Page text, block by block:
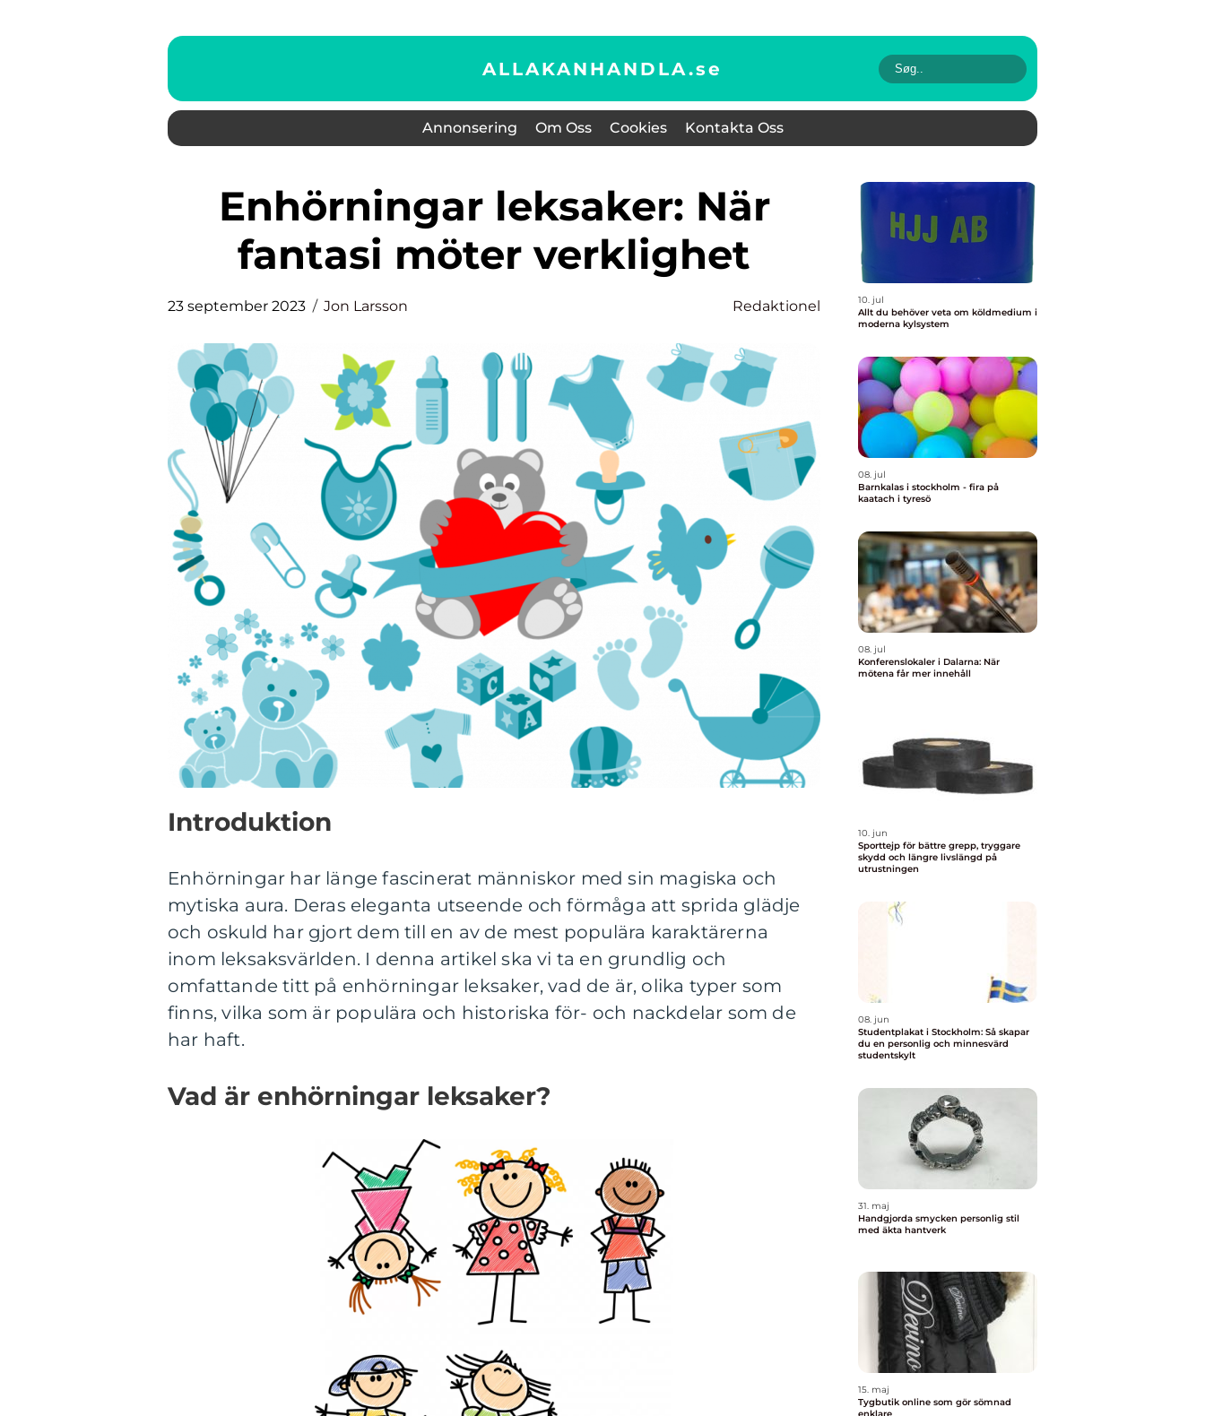
ALLAKANHANDLA.se
Annonsering Om Oss Cookies Kontakta Oss
Enhörningar leksaker: När
fantasi möter verklighet
23 september 2023 Jon Larsson Redaktionel
Introduktion
Enhörningar har länge fascinerat människor med sin magiska och
mytiska aura. Deras eleganta utseende och förmåga att sprida glädje
och oskuld har gjort dem till en av de mest populära karaktärerna
inom leksaksvärlden. I denna artikel ska vi ta en grundlig och
omfattande titt på enhörningar leksaker, vad de är, olika typer som
finns, vilka som är populära och historiska för- och nackdelar som de
har haft.
Vad är enhörningar leksaker?
10. jul
Allt du behöver veta om köldmedium i
moderna kylsystem
08. jul
Barnkalas i stockholm - fira på
kaatach i tyresö
08. jul
Konferenslokaler i Dalarna: När
mötena får mer innehåll
10. jun
Sporttejp för bättre grepp, tryggare
skydd och längre livslängd på
utrustningen
08. jun
Studentplakat i Stockholm: Så skapar
du en personlig och minnesvärd
studentskylt
31. maj
Handgjorda smycken personlig stil
med äkta hantverk
15. maj
Tygbutik online som gör sömnad